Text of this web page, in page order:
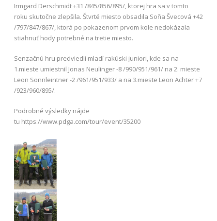
Irmgard Derschmidt +31 /845/856/895/, ktorej hra sa v tomto
roku skutočne zlepšila. Štvrté miesto obsadila Soňa Švecová +42
/797/847/867/, ktorá po pokazenom prvom kole nedokázala
stiahnuť hody potrebné na tretie miesto.
Senzačnú hru predviedli mladí rakúski juniori, kde sa na
1.mieste umiestnil Jonas Neulinger -8 /990/951/961/ na 2. mieste
Leon Sonnleintner -2 /961/951/933/ a na 3.mieste Leon Achter +7
/923/960/895/.
Podrobné výsledky nájde
tu https://www.pdga.com/tour/event/35200